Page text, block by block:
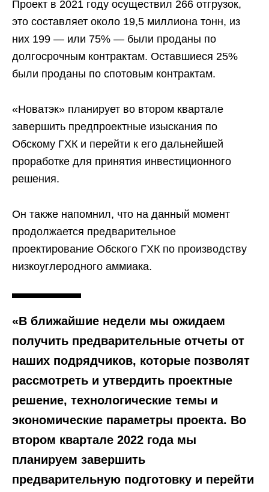
Проект в 2021 году осуществил 266 отгрузок,
это составляет около 19,5 миллиона тонн, из
них 199 — или 75% — были проданы по
долгосрочным контрактам. Оставшиеся 25%
были проданы по спотовым контрактам.
«Новатэк» планирует во втором квартале
завершить предпроектные изыскания по
Обскому ГХК и перейти к его дальнейшей
проработке для принятия инвестиционного
решения.
Он также напомнил, что на данный момент
продолжается предварительное
проектирование Обского ГХК по производству
низкоуглеродного аммиака.
«В ближайшие недели мы ожидаем
получить предварительные отчеты от
наших подрядчиков, которые позволят
рассмотреть и утвердить проектные
решение, технологические темы и
экономические параметры проекта. Во
втором квартале 2022 года мы
планируем завершить
предварительную подготовку и перейти